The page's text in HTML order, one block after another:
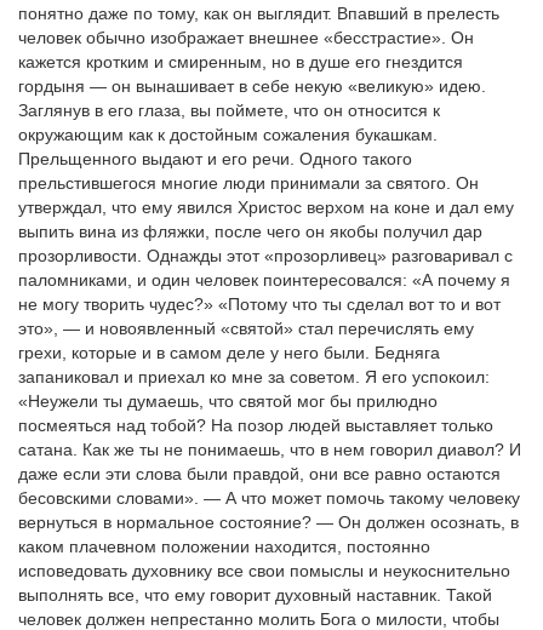
понятно даже по тому, как он выглядит. Впавший в прелесть
человек обычно изображает внешнее «бесстрастие». Он
кажется кротким и смиренным, но в душе его гнездится
гордыня — он вынашивает в себе некую «великую» идею.
Заглянув в его глаза, вы поймете, что он относится к
окружающим как к достойным сожаления букашкам.
Прельщенного выдают и его речи. Одного такого
прельстившегося многие люди принимали за святого. Он
утверждал, что ему явился Христос верхом на коне и дал ему
выпить вина из фляжки, после чего он якобы получил дар
прозорливости. Однажды этот «прозорливец» разговаривал с
паломниками, и один человек поинтересовался: «А почему я
не могу творить чудес?» «Потому что ты сделал вот то и вот
это», — и новоявленный «святой» стал перечислять ему
грехи, которые и в самом деле у него были. Бедняга
запаниковал и приехал ко мне за советом. Я его успокоил:
«Неужели ты думаешь, что святой мог бы прилюдно
посмеяться над тобой? На позор людей выставляет только
сатана. Как же ты не понимаешь, что в нем говорил диавол? И
даже если эти слова были правдой, они все равно остаются
бесовскими словами». — А что может помочь такому человеку
вернуться в нормальное состояние? — Он должен осознать, в
каком плачевном положении находится, постоянно
исповедовать духовнику все свои помыслы и неукоснительно
выполнять все, что ему говорит духовный наставник. Такой
человек должен непрестанно молить Бога о милости, чтобы